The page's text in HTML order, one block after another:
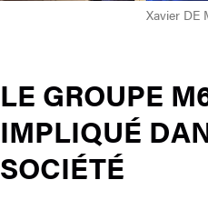
Xavier DE
LE GROUPE
IMPLIQUÉ
SOCIÉTÉ